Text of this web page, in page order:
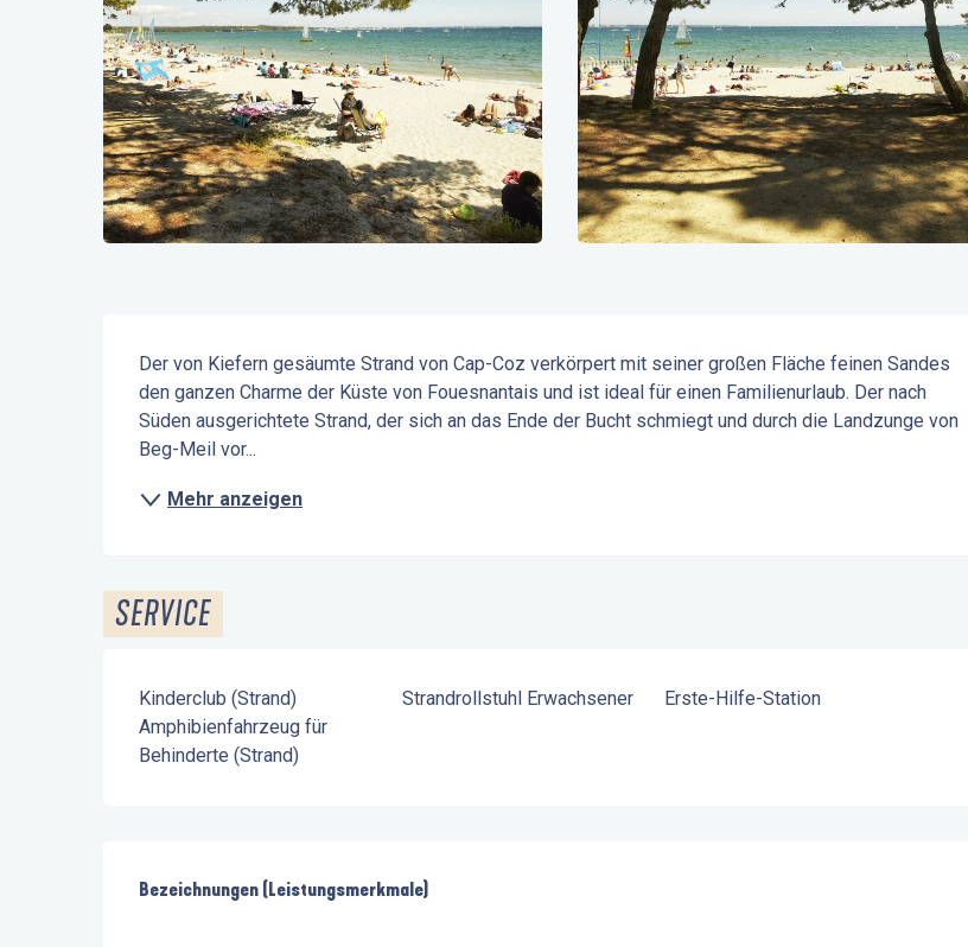
Beschreibung
Der von Kiefern gesäumte Strand von Cap-Coz verkörpert mit seiner großen Fläche feinen Sandes
den ganzen Charme der Küste von Fouesnantais und ist ideal für einen Familienurlaub. Der nach
Süden ausgerichtete Strand, der sich an das Ende der Bucht schmiegt und durch die Landzunge von
Beg-Meil vor...
Mehr anzeigen
SERVICE
Kinderclub (Strand) Strandrollstuhl Erwachsener
Erste-Hilfe-Station
Amphibienfahrzeug für
Behinderte (Strand)
Leistungensmöglichkeiten
Bezeichnungen (Leistungsmerkmale)
Bezeichnungen (Leistungsmerkmale)